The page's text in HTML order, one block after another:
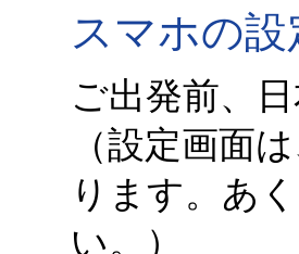
スマホの設
ご出発前、
（設定画面
ります。あ
い。）